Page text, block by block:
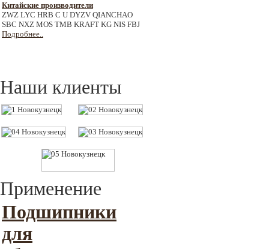
Китайские производители
ZWZ LYC HRB C U DYZV QIANCHAO
SBC NXZ MOS TMB KRAFT KG NIS FBJ
Подробнее..
Наши клиенты
Применение
Подшипники
для